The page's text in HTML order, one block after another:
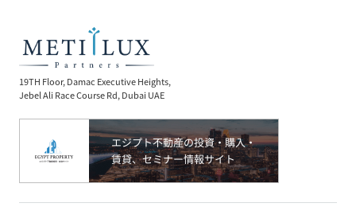
19TH Floor, Damac Executive Heights,
Jebel Ali Race Course Rd, Dubai UAE